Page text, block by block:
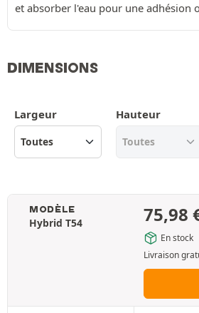
et absorber l'eau pour une adhésion
DIMENSIONS
Largeur Hauteur
MODÈLE
Hybrid T54 75,98
En stock
Livraison